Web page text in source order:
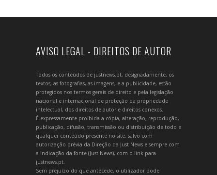
AVISO LEGAL - DIREITOS DE AUTOR
Todos os conteúdos de justnews.pt, designadamente, os
textos, as fotografias, as imagens, e a publicidade, estão
protegidos nos termos gerais de direito e pela legislação
nacional e internacional de proteção da propriedade
intelectual, dos direitos de autor e direitos conexos.
É expressamente proibida a cópia, alteração, reprodução,
publicação, difusão, transmissão ou distribuição de todo e
qualquer conteúdo presente no site, salvo com
autorização prévia da Direção da Just News e sempre com
a indicação da fonte (Just News), com o link para
justnews.pt.
Sem prejuízo do que antecede, o utilizador pode